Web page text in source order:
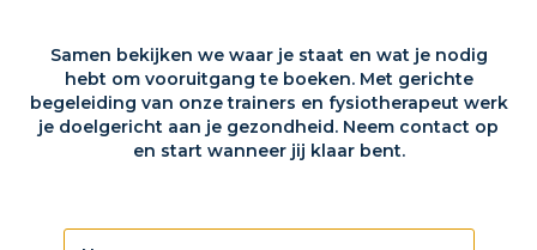
Samen bekijken we waar je staat en wat je nodig
hebt om vooruitgang te boeken. Met gerichte
begeleiding van onze trainers en fysiotherapeut werk
je doelgericht aan je gezondheid. Neem contact op
en start wanneer jij klaar bent.